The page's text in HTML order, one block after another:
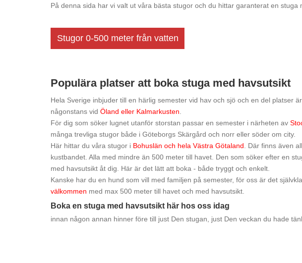
På denna sida har vi valt ut våra bästa stugor och du hittar garanterat en
Stugor 0-500 meter från vatten
Populära platser att boka stuga med havsutsikt
Hela Sverige inbjuder till en härlig semester vid hav och sjö och en del
någonstans vid Öland eller Kalmarkusten.
För dig som söker lugnet utanför storstan passar en semester i närheten av
många trevliga stugor både i Göteborgs Skärgård och norr eller söder om city.
Här hittar du våra stugor i Bohuslän och hela Västra Götaland. Där finns även
kustbandet. Alla med mindre än 500 meter till havet. Den som söker efter en
med havsutsikt åt dig. Här är det lätt att boka - både tryggt och enkelt.
Kanske har du en hund som vill med familjen på semester, för oss är det
välkommen med max 500 meter till havet och med havsutsikt.
Boka en stuga med havsutsikt här hos oss idag
innan någon annan hinner före till just Den stugan, just Den veckan du hade